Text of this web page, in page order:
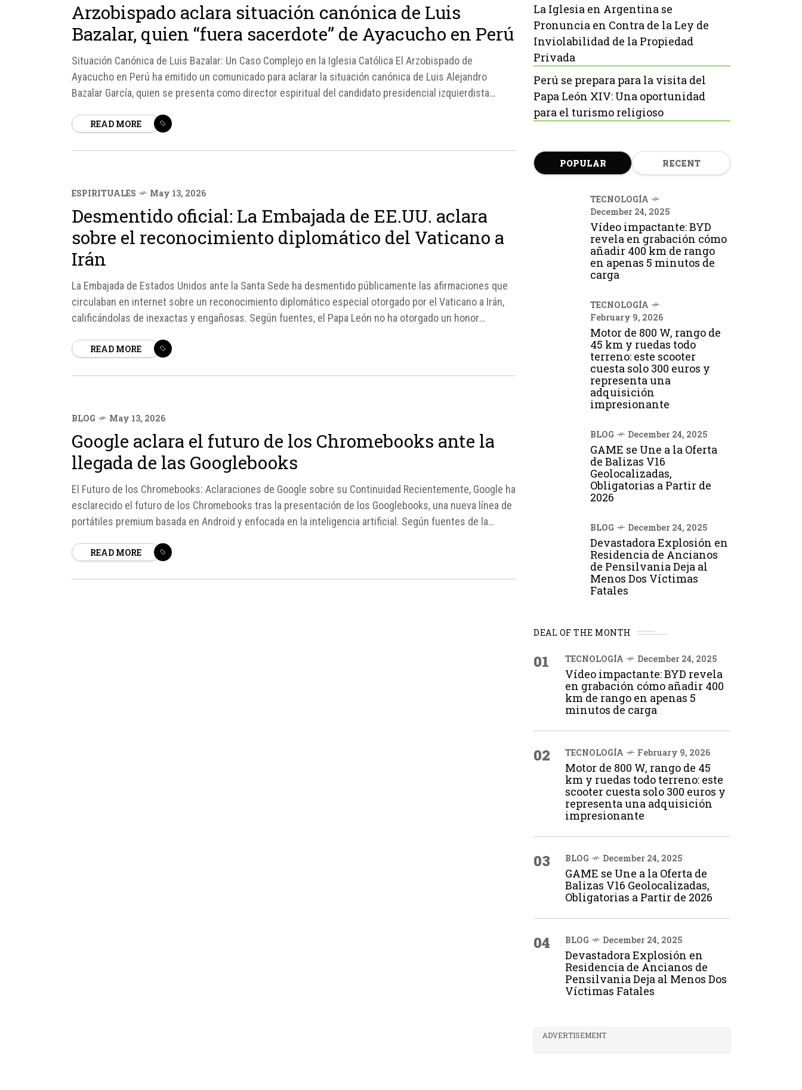
Arzobispado aclara situación canónica de Luis
Bazalar, quien “fuera sacerdote” de Ayacucho en Perú
Situación Canónica de Luis Bazalar: Un Caso Complejo en la Iglesia Católica El Arzobispado de
Ayacucho en Perú ha emitido un comunicado para aclarar la situación canónica de Luis Alejandro
Bazalar García, quien se presenta como director espiritual del candidato presidencial izquierdista
READ MORE
ESPIRITUALES May 13, 2026
Desmentido oficial: La Embajada de EE.UU. aclara
sobre el reconocimiento diplomático del Vaticano a
Irán
La Embajada de Estados Unidos ante la Santa Sede ha desmentido públicamente las afirmaciones que
circulaban en internet sobre un reconocimiento diplomático especial otorgado por el Vaticano a Irán,
calificándolas de inexactas y engañosas. Según fuentes, el Papa León no ha otorgado un honor
READ MORE
BLOG May 13, 2026
Google aclara el futuro de los Chromebooks ante la
llegada de las Googlebooks
El Futuro de los Chromebooks: Aclaraciones de Google sobre su Continuidad Recientemente, Google ha
esclarecido el futuro de los Chromebooks tras la presentación de los Googlebooks, una nueva línea de
portátiles premium basada en Android y enfocada en la inteligencia artificial. Según fuentes de la
READ MORE
La Iglesia en Argentina se
Pronuncia en Contra de la Ley de
Inviolabilidad de la Propiedad
Privada
Perú se prepara para la visita del
Papa León XIV: Una oportunidad
para el turismo religioso
POPULAR RECENT
TECNOLOGÍA
December 24, 2025
Vídeo impactante: BYD
revela en grabación cómo
añadir 400 km de rango
en apenas 5 minutos de
carga
TECNOLOGÍA
February 9, 2026
Motor de 800 W, rango de
45 km y ruedas todo
terreno: este scooter
cuesta solo 300 euros y
representa una
adquisición
impresionante
BLOG December 24, 2025
GAME se Une a la Oferta
de Balizas V16
Geolocalizadas,
Obligatorias a Partir de
2026
BLOG December 24, 2025
Devastadora Explosión en
Residencia de Ancianos
de Pensilvania Deja al
Menos Dos Víctimas
Fatales
DEAL OF THE MONTH
01 TECNOLOGÍA December 24, 2025
Vídeo impactante: BYD revela
en grabación cómo añadir 400
km de rango en apenas 5
minutos de carga
02 TECNOLOGÍA February 9, 2026
Motor de 800 W, rango de 45
km y ruedas todo terreno: este
scooter cuesta solo 300 euros y
representa una adquisición
impresionante
03 BLOG December 24, 2025
GAME se Une a la Oferta de
Balizas V16 Geolocalizadas,
Obligatorias a Partir de 2026
04 BLOG December 24, 2025
Devastadora Explosión en
Residencia de Ancianos de
Pensilvania Deja al Menos Dos
Víctimas Fatales
ADVERTISEMENT